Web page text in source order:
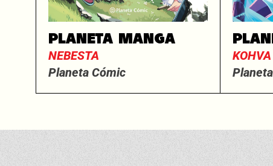
PLANETA MANGA
NEBESTA
Planeta Cómic
KOHVA